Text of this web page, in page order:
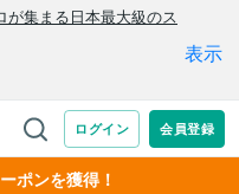
ポンを獲得！